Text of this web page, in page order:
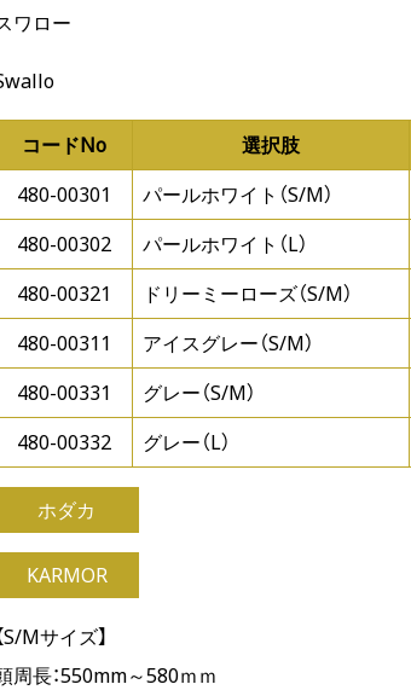
ワロー
コードNo
選択肢
480-00301
パールホワイト（S/M）
480-00302
パールホワイト（L）
480-00321
ドリーミーローズ（S/M）
480-00311
アイスグレー（S/M）
480-00331
グレー（S/M）
480-00332
グレー（L）
ホダカ
KARMOR
【S/Mサイズ】
周長：550mm～580ｍｍ